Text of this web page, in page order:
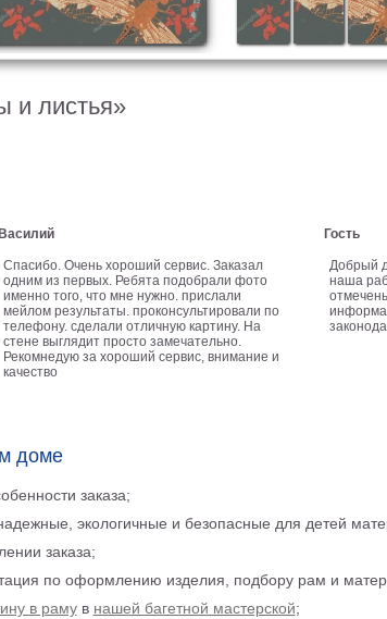
и листья»
Василий
Спасибо. Очень хороший сервис. Заказал
одним из первых. Ребята подобрали фото
именно того, что мне нужно. прислали
мейлом результаты. проконсультировали по
телефону. сделали отличную картину. На
стене выглядит просто замечательно.
Рекомнедую за хороший сервис, внимание и
качество
Гость
Добрый
наша
доме
заказа;
экологичные и безопасные для детей
заказа;
по оформлению изделия, подбору рам и
в рамув нашей багетной мастерской;